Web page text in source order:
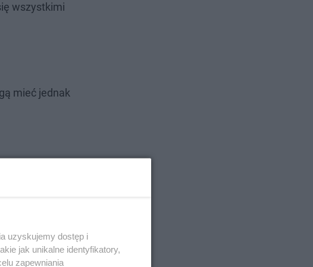
wszystkimi
mieć jednak
uzyskujemy dostęp i
jak unikalne identyfikatory,
zapewniania